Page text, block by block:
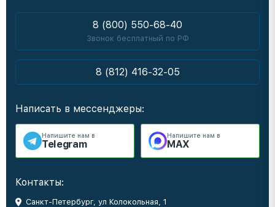
8 (800) 550-68-40
Звонок бесплатный по РФ
8 (812) 416-32-05
Написать в мессенджеры:
Напишите нам в
Telegram
Напишите нам в
MAX
Контакты:
Санкт-Петербург, ул Колокольная, 1